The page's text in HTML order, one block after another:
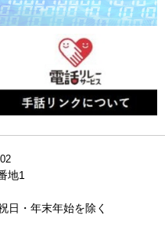
地1
日・年末年始を除く